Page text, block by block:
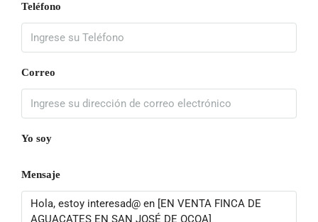
Teléfono
Correo
Yo soy
Mensaje